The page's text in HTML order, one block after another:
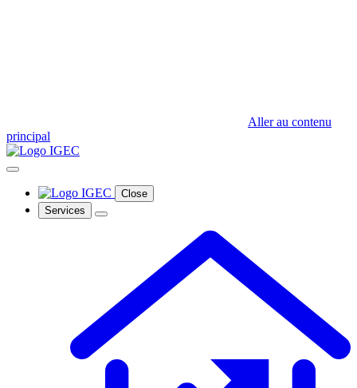
Aller au contenu
principal
Close
Services